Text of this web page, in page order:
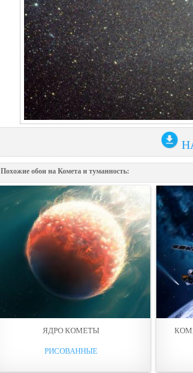
Похожие обои на Комета и туманность:
ЯДРО КОМЕТЫ
РИСОВАННЫЕ